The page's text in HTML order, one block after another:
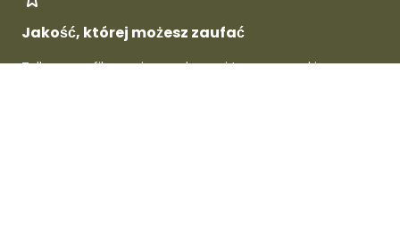
Jakość, której możesz zaufać
Tylko zweryfikowani sprzedawcy i topowe marki -